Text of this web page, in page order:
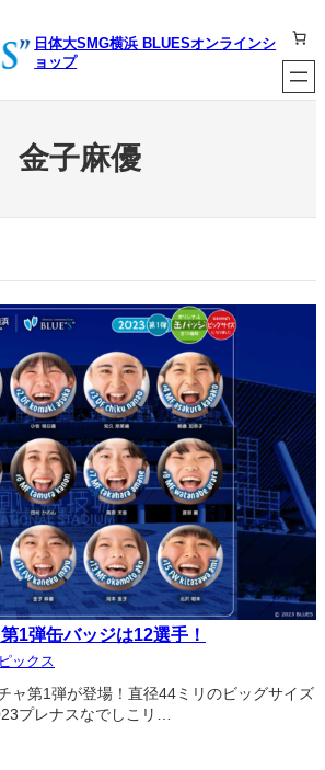
日体大SMG横浜 BLUESオンラインシ
ョップ
金子麻優
1弾缶バッジは12選手！
ピックス
ャ第1弾が登場！直径44ミリのビッグサイズ
プレナスなでしこリ…